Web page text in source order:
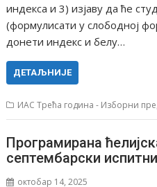
индекса и 3) изјаву да ће
(формулисати у слободној
донети индекс и белу…
ДЕТАЉНИЈЕ
ИАС Трећа година - Изборни
Програмирана
септембарски
октобар 14, 2025